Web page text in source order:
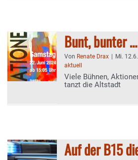
Bunt, bunter
Von Renate Drax Mi.
aktuell
Viele Bühnen,
tanzt die Altstadt
Auf der B15